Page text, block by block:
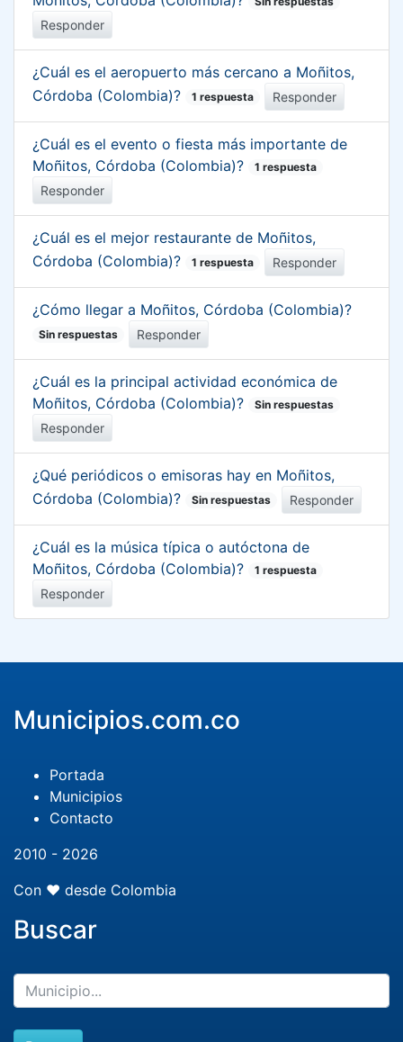
Responder
¿Cuál es el aeropuerto más cercano a Moñitos,
Córdoba (Colombia)?
1 respuesta Responder
¿Cuál es el evento o fiesta más importante de
Moñitos, Córdoba (Colombia)?
1 respuesta
Responder
¿Cuál es el mejor restaurante de Moñitos,
Córdoba (Colombia)?
1 respuesta Responder
¿Cómo llegar a Moñitos, Córdoba (Colombia)?
Sin respuestas Responder
¿Cuál es la principal actividad económica de
Moñitos, Córdoba (Colombia)?
Sin respuestas
Responder
¿Qué periódicos o emisoras hay en Moñitos,
Córdoba (Colombia)?
Sin respuestas Responder
¿Cuál es la música típica o autóctona de
Moñitos, Córdoba (Colombia)?
1 respuesta
Responder
Municipios.com.co
Portada
Municipios
Contacto
2010 - 2026
Con ❤️ desde Colombia
Buscar